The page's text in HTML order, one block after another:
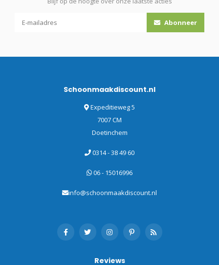
Abonneer
Schoonmaakdiscount.nl
Expeditieweg 5
7007 CM
Doetinchem
0314 - 38 49 60
06 - 15016996
info@schoonmaakdiscount.nl
Reviews